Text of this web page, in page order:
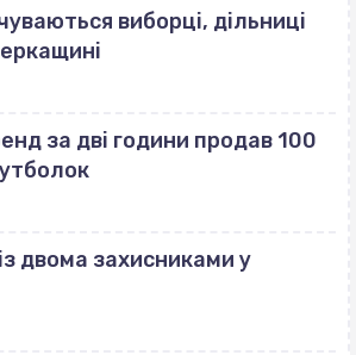
виборці, дільниці
за дві години продав 100
двома захисниками у